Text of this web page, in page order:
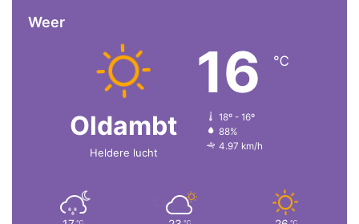
Weer
Oldambt
Heldere lucht
16 ℃
18º - 16º
88%
4.97 km/h
℃ ℃ ℃